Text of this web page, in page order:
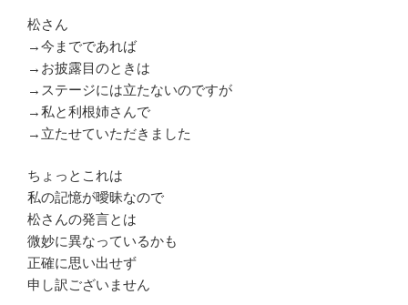
松さん
→今までであれば
→お披露目のときは
→ステージには立たないのですが
→私と利根姉さんで
→立たせていただきました
ちょっとこれは
私の記憶が曖昧なので
松さんの発言とは
微妙に異なっているかも
正確に思い出せず
申し訳ございません